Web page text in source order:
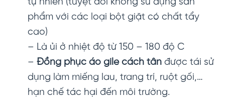
tự nhiên (tuyệt đối không sử dụng sản
phẩm với các loại bột giặt có chất tẩy
cao)
– Là ủi ở nhiệt độ từ 150 – 180 độ C
– Đồng phục áo gile cách tân được tái sử
dụng làm miếng lau, trang trí, ruột gối,…
hạn chế tác hại đến môi trường.